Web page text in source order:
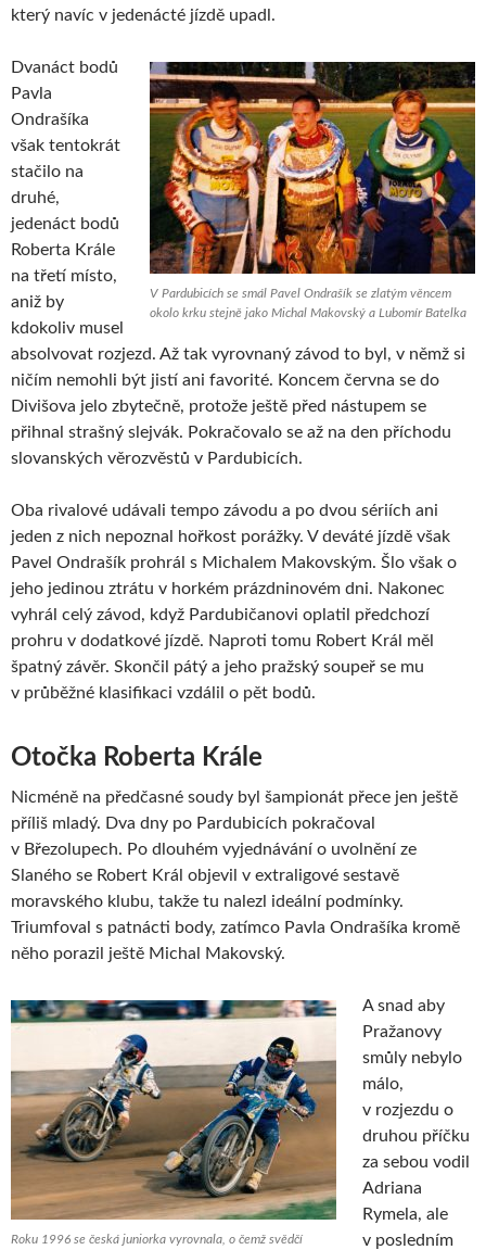
který navíc v jedenácté jízdě upadl.
V Pardubicích se smál Pavel Ondrašík se zlatým věncem
okolo krku stejně jako Michal Makovský a Lubomír Batelka
Dvanáct bodů
Pavla
Ondrašíka
však tentokrát
stačilo na
druhé,
jedenáct bodů
Roberta Krále
na třetí místo,
aniž by
kdokoliv musel
absolvovat rozjezd. Až tak vyrovnaný závod to byl, v němž si
ničím nemohli být jistí ani favorité. Koncem června se do
Divišova jelo zbytečně, protože ještě před nástupem se
přihnal strašný slejvák. Pokračovalo se až na den příchodu
slovanských věrozvěstů v Pardubicích.
Oba rivalové udávali tempo závodu a po dvou sériích ani
jeden z nich nepoznal hořkost porážky. V deváté jízdě však
Pavel Ondrašík prohrál s Michalem Makovským. Šlo však o
jeho jedinou ztrátu v horkém prázdninovém dni. Nakonec
vyhrál celý závod, když Pardubičanovi oplatil předchozí
prohru v dodatkové jízdě. Naproti tomu Robert Král měl
špatný závěr. Skončil pátý a jeho pražský soupeř se mu
v průběžné klasifikaci vzdálil o pět bodů.
Otočka Roberta Krále
Nicméně na předčasné soudy byl šampionát přece jen ještě
příliš mladý. Dva dny po Pardubicích pokračoval
v Březolupech. Po dlouhém vyjednávání o uvolnění ze
Slaného se Robert Král objevil v extraligové sestavě
moravského klubu, takže tu nalezl ideální podmínky.
Triumfoval s patnácti body, zatímco Pavla Ondrašíka kromě
něho porazil ještě Michal Makovský.
Roku 1996 se česká juniorka vyrovnala, o čemž svědčí
A snad aby
Pražanovy
smůly nebylo
málo,
v rozjezdu o
druhou příčku
za sebou vodil
Adriana
Rymela, ale
v posledním